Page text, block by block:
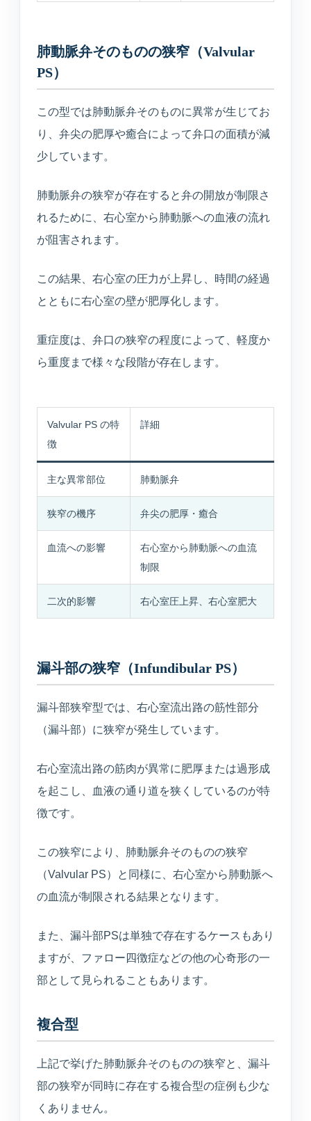
デイサービスすずかぜ
生活リハビリと日中支援
デイサービスなぎさ
山居町併設の新デイサービス
医療連携型の個別リハビリ
コラム
コラム
当院について
アクセス
所在地・駐車場・来院方法
採用情報
募集中の職種と応募方法
アクセス
お問い合わせ
TEL
肺動脈弁そのものの狭窄（Valvular
PS）
この型では肺動脈弁そのものに異常が生じてお
り、弁尖の肥厚や癒合によって弁口の面積が減
少しています。
肺動脈弁の狭窄が存在すると弁の開放が制限さ
れるために、右心室から肺動脈への血液の流れ
が阻害されます。
この結果、右心室の圧力が上昇し、時間の経過
とともに右心室の壁が肥厚化します。
重症度は、弁口の狭窄の程度によって、軽度か
ら重度まで様々な段階が存在します。
Valvular PS の特
徴
詳細
主な異常部位 肺動脈弁
狭窄の機序 弁尖の肥厚・癒合
血流への影響
右心室から肺動脈への血流
制限
二次的影響 右心室圧上昇、右心室肥大
漏斗部の狭窄（Infundibular PS）
漏斗部狭窄型では、右心室流出路の筋性部分
（漏斗部）に狭窄が発生しています。
右心室流出路の筋肉が異常に肥厚または過形成
を起こし、血液の通り道を狭くしているのが特
徴です。
この狭窄により、肺動脈弁そのものの狭窄
（Valvular PS）と同様に、右心室から肺動脈へ
の血流が制限される結果となります。
また、漏斗部PSは単独で存在するケースもあり
ますが、ファロー四徴症などの他の心奇形の一
部として見られることもあります。
複合型
上記で挙げた肺動脈弁そのものの狭窄と、漏斗
部の狭窄が同時に存在する複合型の症例も少な
くありません。